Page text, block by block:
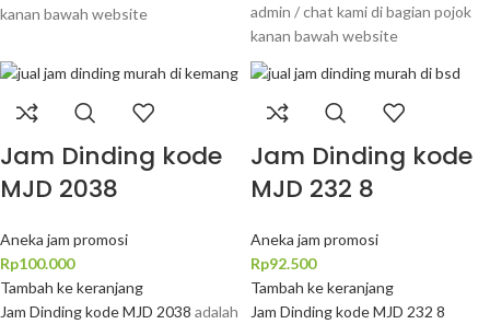
kanan bawah website
admin / chat kami di bagian pojok
kanan bawah website
Jam Dinding kode
MJD 2038
Aneka jam promosi
Rp100.000
Tambah ke keranjang
Jam Dinding kode MJD 2038 adalah
Jam Dinding kode
MJD 232 8
Aneka jam promosi
Rp92.500
Tambah ke keranjang
Jam Dinding kode MJD 232 8